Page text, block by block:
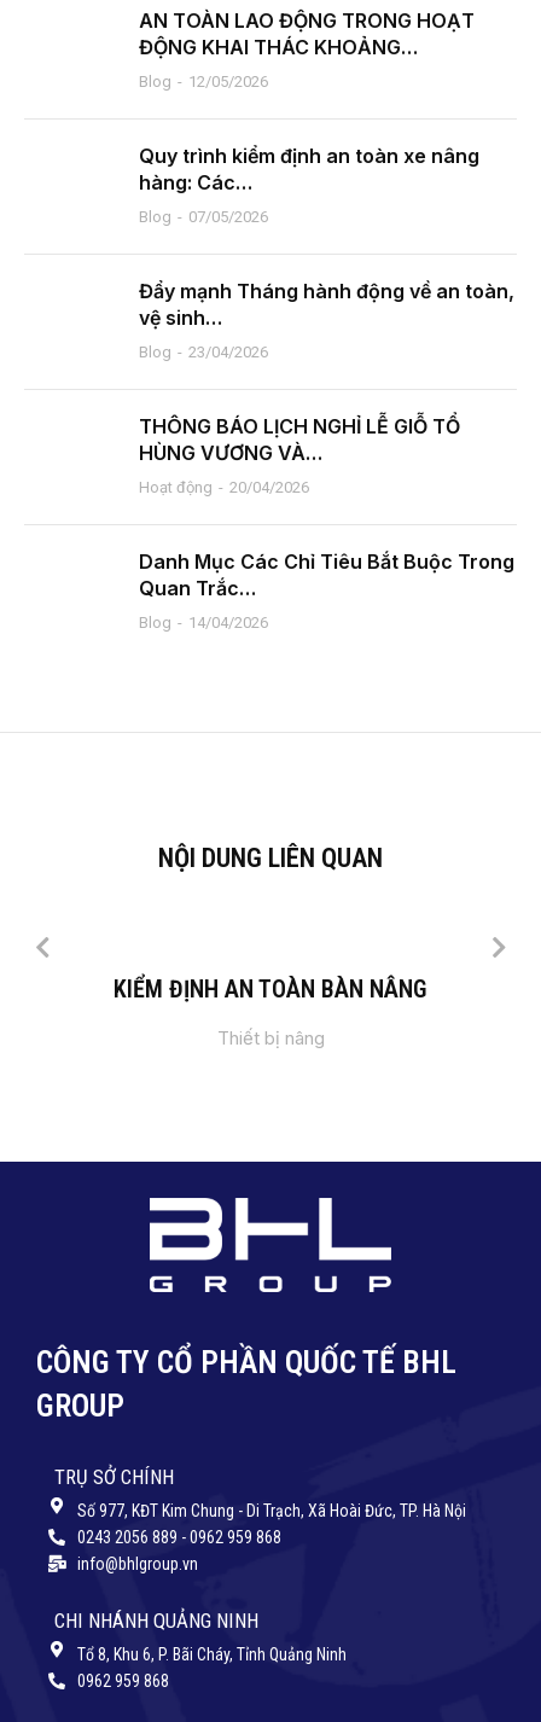
AN TOÀN LAO ĐỘNG TRONG HOẠT
ĐỘNG KHAI THÁC KHOẢNG…
Blog 12/05/2026
Quy trình kiểm định an toàn xe nâng
hàng: Các…
Blog 07/05/2026
Đẩy mạnh Tháng hành động về an toàn,
vệ sinh…
Blog 23/04/2026
THÔNG BÁO LỊCH NGHỈ LỄ GIỖ TỔ
HÙNG VƯƠNG VÀ…
Hoạt động 20/04/2026
Danh Mục Các Chỉ Tiêu Bắt Buộc Trong
Quan Trắc…
Blog 14/04/2026
NỘI DUNG LIÊN QUAN
KIỂM ĐỊNH AN TOÀN BÀN NÂNG
Thiết bị nâng
CÔNG TY CỔ PHẦN QUỐC TẾ BHL
GROUP
TRỤ SỞ CHÍNH
Số 977, KĐT Kim Chung - Di Trạch, Xã Hoài Đức, TP. Hà Nội
0243 2056 889 - 0962 959 868
info@bhlgroup.vn
CHI NHÁNH QUẢNG NINH
Tổ 8, Khu 6, P. Bãi Cháy, Tỉnh Quảng Ninh
0962 959 868